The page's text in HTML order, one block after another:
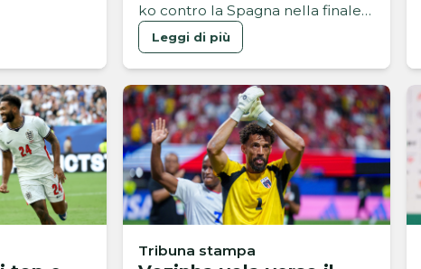
ko contro la Spagna nella finale
dei Mondiali 2026
Leggi di più
Tribuna stampa